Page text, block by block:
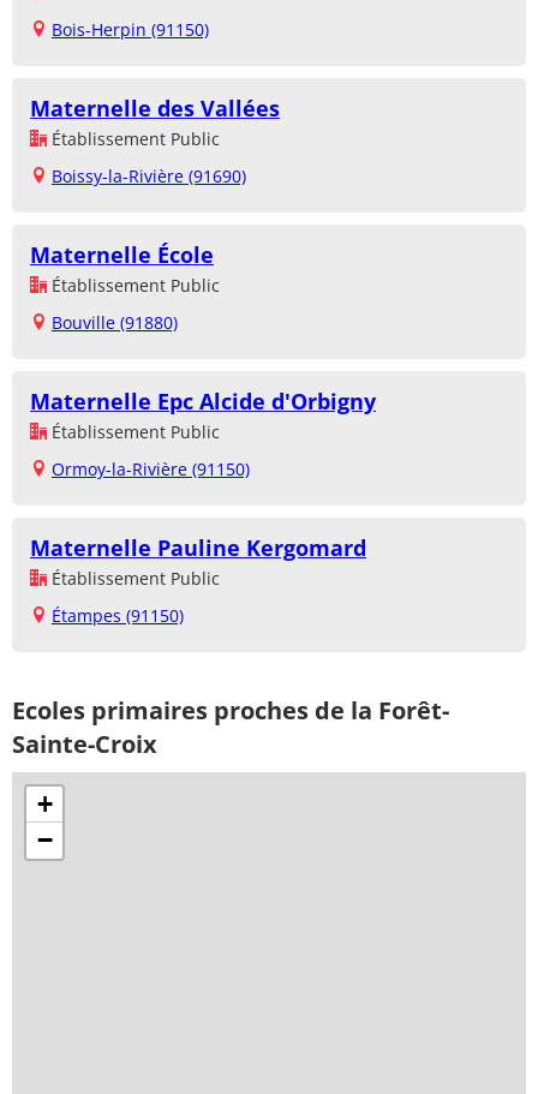
Bois-Herpin (91150)
Maternelle des Vallées
Établissement Public
Boissy-la-Rivière (91690)
Maternelle École
Établissement Public
Bouville (91880)
Maternelle Epc Alcide d'Orbigny
Établissement Public
Ormoy-la-Rivière (91150)
Maternelle Pauline Kergomard
Établissement Public
Étampes (91150)
Ecoles primaires proches de la Forêt-
Sainte-Croix
+
−